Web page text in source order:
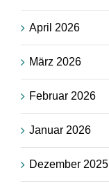
April 2026
März 2026
Februar 2026
Januar 2026
Dezember 2025